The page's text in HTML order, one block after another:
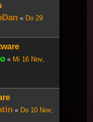
« Do 29
« Mi 16 Nov,
« Do 10 Nov,